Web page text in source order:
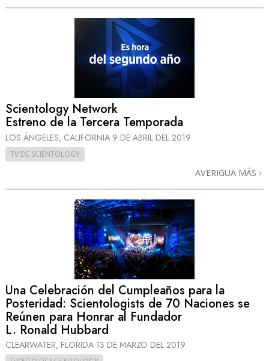
Scientology Network
Estreno de la Tercera Temporada
LOS ÁNGELES, CALIFORNIA 9 DE ABRIL DEL 2019
TV DE SCIENTOLOGY
AVERIGUA MÁS
Una Celebración del Cumpleaños para la
Posteridad: Scientologists de 70 Naciones se
Reúnen para Honrar al Fundador
L. Ronald Hubbard
CLEARWATER, FLORIDA 13 DE MARZO DEL 2019